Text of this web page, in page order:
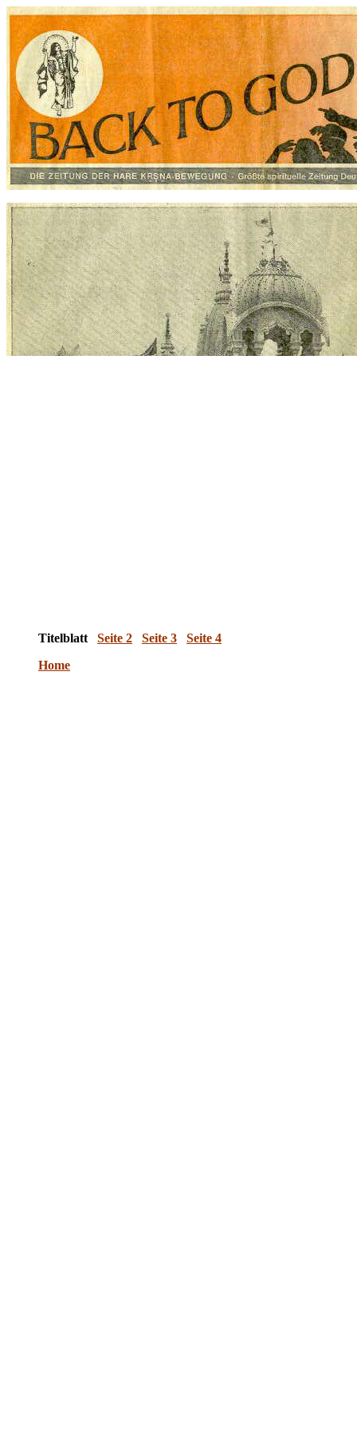
Titelblatt Seite 2 Seite 3
Seite 4
Home